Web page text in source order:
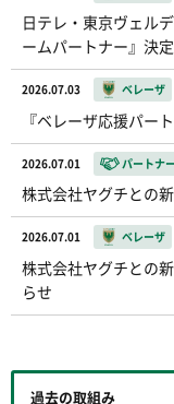
日テレ・東京ヴェル
ームパートナー』決
2026.07.03 ベレーザ
『ベレーザ応援パー
2026.07.01 パートナー
株式会社ヤグチとの
2026.07.01 ベレーザ
株式会社ヤグチとの
らせ
過去の取組み